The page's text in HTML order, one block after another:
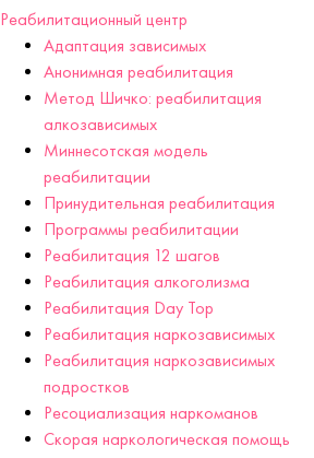
Реабилитационный центр
Адаптация зависимых
Анонимная реабилитация
Метод Шичко: реабилитация
алкозависимых
Миннесотская модель
реабилитации
Принудительная реабилитация
Программы реабилитации
Реабилитация 12 шагов
Реабилитация алкоголизма
Реабилитация Day Top
Реабилитация наркозависимых
Реабилитация наркозависимых
подростков
Ресоциализация наркоманов
Скорая наркологическая помощь